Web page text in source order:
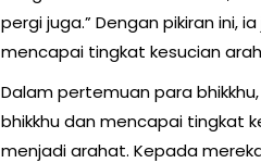
pergi juga.” Dengan pikiran ini,
mencapai tingkat kesucian
Dalam pertemuan para
bhikkhu dan mencapai tingkat
menjadi arahat. Kepada